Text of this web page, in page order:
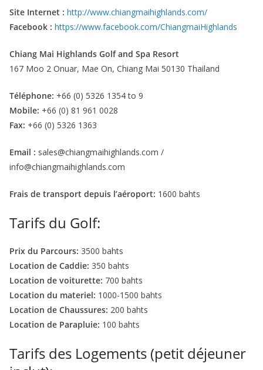
Site Internet : http://www.chiangmaihighlands.com/
Facebook : https://www.facebook.com/ChiangmaiHighlands
Chiang Mai Highlands Golf and Spa Resort
167 Moo 2 Onuar, Mae On, Chiang Mai 50130 Thailand
Téléphone: +66 (0) 5326 1354 to 9
Mobile: +66 (0) 81 961 0028
Fax: +66 (0) 5326 1363
Email : sales@chiangmaihighlands.com /
info@chiangmaihighlands.com
Frais de transport depuis l’aéroport: 1600 bahts
Tarifs du Golf:
Prix du Parcours: 3500 bahts
Location de Caddie: 350 bahts
Location de voiturette: 700 bahts
Location du materiel: 1000-1500 bahts
Location de Chaussures: 200 bahts
Location de Parapluie: 100 bahts
Tarifs des Logements (petit déjeuner